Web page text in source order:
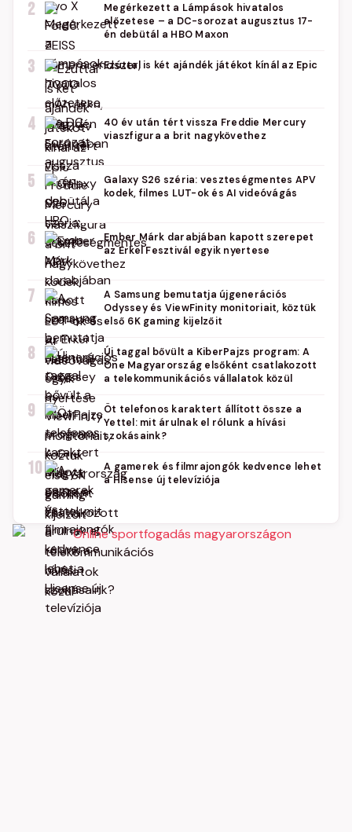
2
Megérkezett a Lámpások hivatalos
előzetese – a DC-sorozat augusztus 17-
én debütál a HBO Maxon
3 Ezúttal is két ajándék játékot kínál az Epic
4
40 év után tért vissza Freddie Mercury
viaszfigura a brit nagykövethez
5
Galaxy S26 széria: veszteségmentes APV
kodek, filmes LUT-ok és AI videóvágás
6
Ember Márk darabjában kapott szerepet
az Erkel Fesztivál egyik nyertese
7
A Samsung bemutatja újgenerációs
Odyssey és ViewFinity monitoriait, köztük
első 6K gaming kijelzőit
8
Új taggal bővült a KiberPajzs program: A
One Magyarország elsőként csatlakozott
a telekommunikációs vállalatok közül
9
Öt telefonos karaktert állított össze a
Yettel: mit árulnak el rólunk a hívási
szokásaink?
10
A gamerek és filmrajongók kedvence lehet
a Hisense új televíziója